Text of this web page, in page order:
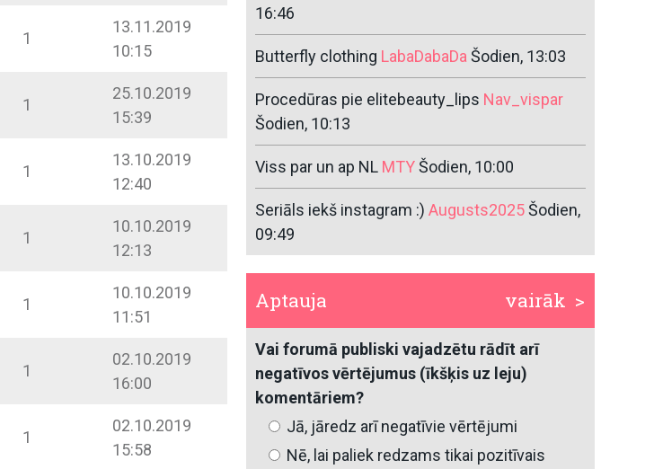
1
13.11.2019
10:15
1
25.10.2019
15:39
1
13.10.2019
12:40
1
10.10.2019
12:13
1
10.10.2019
11:51
1
02.10.2019
16:00
1
02.10.2019
15:58
16:46
Butterfly clothing LabaDabaDaŠodien, 13:03
Procedūras pie elitebeauty_lips Nav_vispar
Šodien, 10:13
Viss par un ap NL MTYŠodien, 10:00
Seriāls iekš instagram :) Augusts2025Šodien,
09:49
vairāk >
Aptauja
Vai forumā publiski vajadzētu rādīt arī
negatīvos vērtējumus (īkšķis uz leju)
komentāriem?
Jā, jāredz arī negatīvie vērtējumi
Nē, lai paliek redzams tikai pozitīvais